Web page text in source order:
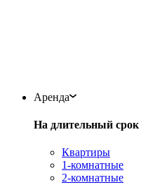
Аренда
На длительный срок
Квартиры
1-комнатные
2-комнатные